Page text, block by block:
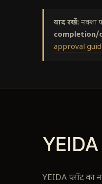
याद रखें: नक्शा
completion/
approval
YEIDA प्लॉट का